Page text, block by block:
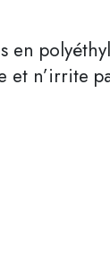
en
et n’irrite